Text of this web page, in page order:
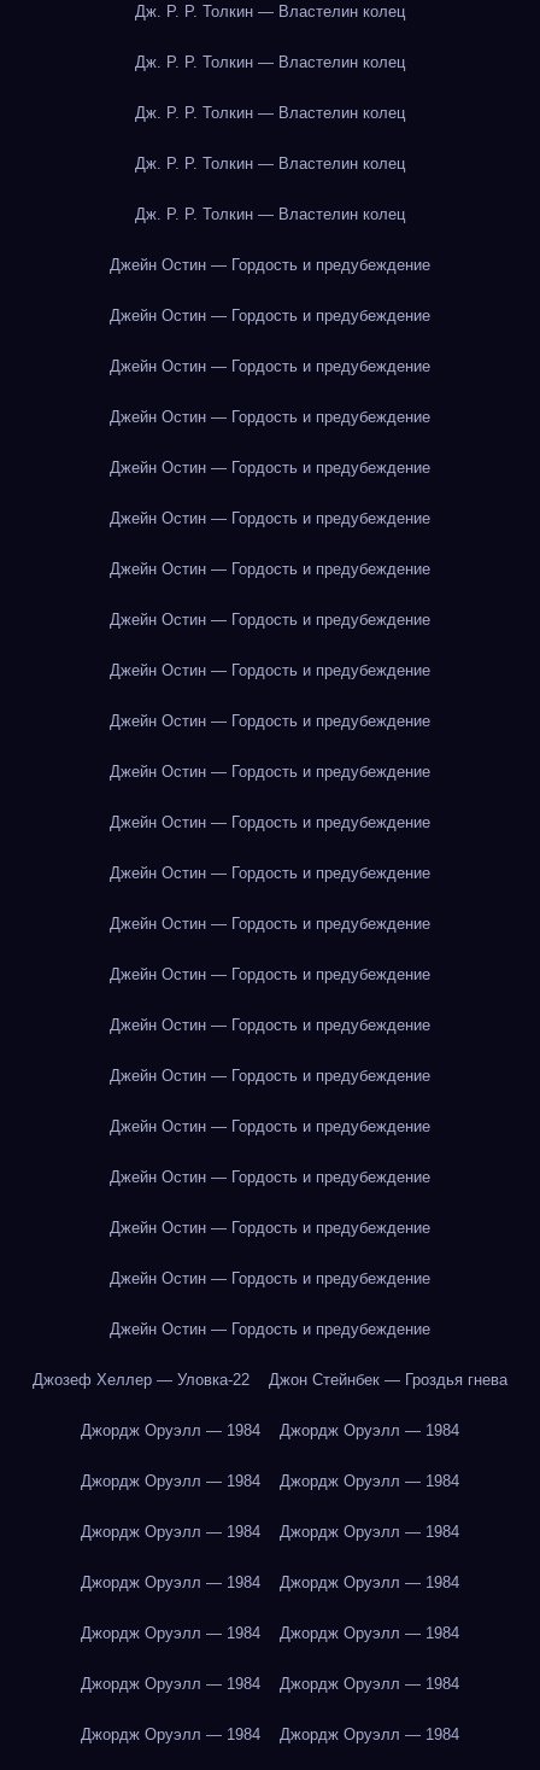
Дж. Р. Р. Толкин — Властелин колец
Дж. Р. Р. Толкин — Властелин колец
Дж. Р. Р. Толкин — Властелин колец
Дж. Р. Р. Толкин — Властелин колец
Дж. Р. Р. Толкин — Властелин колец
Джейн Остин — Гордость и предубеждение
Джейн Остин — Гордость и предубеждение
Джейн Остин — Гордость и предубеждение
Джейн Остин — Гордость и предубеждение
Джейн Остин — Гордость и предубеждение
Джейн Остин — Гордость и предубеждение
Джейн Остин — Гордость и предубеждение
Джейн Остин — Гордость и предубеждение
Джейн Остин — Гордость и предубеждение
Джейн Остин — Гордость и предубеждение
Джейн Остин — Гордость и предубеждение
Джейн Остин — Гордость и предубеждение
Джейн Остин — Гордость и предубеждение
Джейн Остин — Гордость и предубеждение
Джейн Остин — Гордость и предубеждение
Джейн Остин — Гордость и предубеждение
Джейн Остин — Гордость и предубеждение
Джейн Остин — Гордость и предубеждение
Джейн Остин — Гордость и предубеждение
Джейн Остин — Гордость и предубеждение
Джейн Остин — Гордость и предубеждение
Джейн Остин — Гордость и предубеждение
Джозеф Хеллер — Уловка-22 Джон Стейнбек — Гроздья гнева
Джордж Оруэлл — 1984 Джордж Оруэлл — 1984
Джордж Оруэлл — 1984 Джордж Оруэлл — 1984
Джордж Оруэлл — 1984 Джордж Оруэлл — 1984
Джордж Оруэлл — 1984 Джордж Оруэлл — 1984
Джордж Оруэлл — 1984 Джордж Оруэлл — 1984
Джордж Оруэлл — 1984 Джордж Оруэлл — 1984
Джордж Оруэлл — 1984 Джордж Оруэлл — 1984